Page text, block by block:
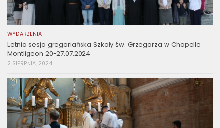
WYDARZENIA
Letnia sesja gregoriańska Szkoły św. Grzegorza w Chapelle
Montligeon 20-27.07.2024
2 SIERPNIA, 2024